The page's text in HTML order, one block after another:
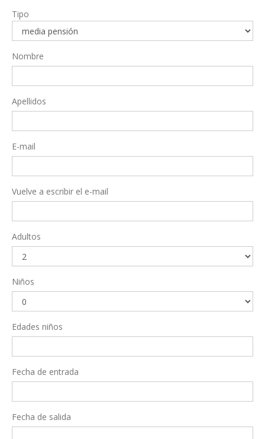
Tipo
Nombre
Apellidos
E-mail
Vuelve a escribir el e-mail
Adultos
Niños
Edades niños
Fecha de entrada
Fecha de salida